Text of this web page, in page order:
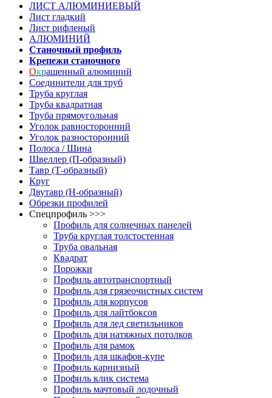
ЛИСТ АЛЮМИНИЕВЫЙ
Лист гладкий
Лист рифленый
АЛЮМИНИЙ
Станочный профиль
Крепежи станочного
Окрашенный алюминий
Соединители для труб
Труба круглая
Труба квадратная
Труба прямоугольная
Уголок равносторонний
Уголок разносторонний
Полоса / Шина
Швеллер (П-образный)
Тавр (Т-образный)
Круг
Двутавр (H-образный)
Обрезки профилей
Спецпрофиль >>>
Профиль для солнечных панелей
Труба круглая толстостенная
Труба овальная
Квадрат
Порожки
Профиль автотранспортный
Профиль для грязеочистных систем
Профиль для корпусов
Профиль для лайтбоксов
Профиль для лед светильников
Профиль для натяжных потолков
Профиль для рамок
Профиль для шкафов-купе
Профиль карнизный
Профиль клик система
Профиль мачтовый лодочный